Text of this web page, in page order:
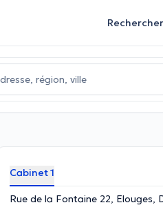
Rechercher
Cabinet 1
Rue de la Fontaine 22, Elouges,